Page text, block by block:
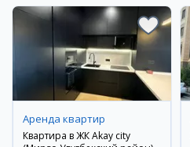
Аренда квартир
Квартира в ЖК Akay city